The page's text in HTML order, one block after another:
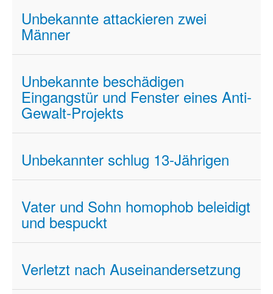
Unbekannte attackieren zwei
Männer
Unbekannte beschädigen
Eingangstür und Fenster eines Anti-
Gewalt-Projekts
Unbekannter schlug 13-Jährigen
Vater und Sohn homophob beleidigt
und bespuckt
Verletzt nach Auseinandersetzung